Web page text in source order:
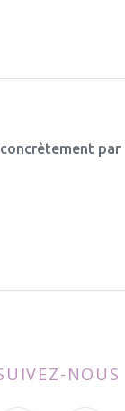
par
NOUS